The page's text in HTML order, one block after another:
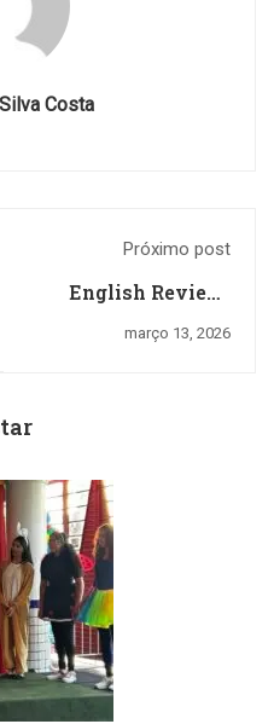
Costa
Próximo post
English Review:
aprender inglês é
março 13, 2026